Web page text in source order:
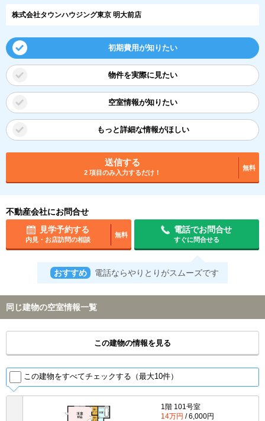
株式会社タウンハウジング東京 明大前店
初期費用が知りたい
物件を実際に見たい
空室情報が知りたい
もっと詳細な情報がほしい
送信する
2 項目のみ入力するだけ！
無料
不動産会社にお問合せ
見学予約する
内見・お店訪問の相談
無料
電話でお問合せ
すぐに問合せる
おすすめ 電話ならやりとりがスムーズです
同じ建物の空室情報一覧
この建物の情報を見る
この建物をすべてチェックする（最大10件）
1階 101号室
14万円 / 6,000円